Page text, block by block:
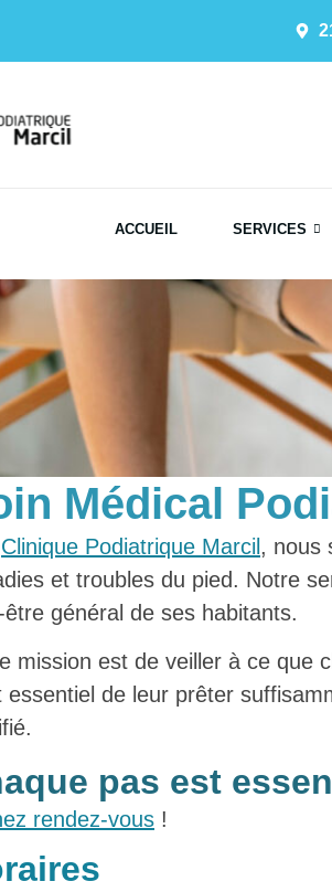
ACCUEIL SERVICES
Médical
Clinique Podiatrique Marcil , nous
et troubles du pied. Notre
être général de ses habitants.
mission est de veiller à ce que
essentiel de leur prêter
pas est
rendez-vous !